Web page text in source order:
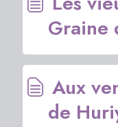
Graine
Aux
de